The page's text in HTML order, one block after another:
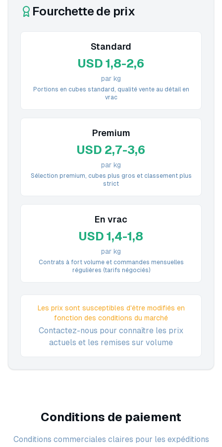
Fourchette de prix
Standard
USD 1,8-2,6
par kg
Portions en cubes standard, qualité vente au détail en
vrac
Premium
USD 2,7-3,6
par kg
Sélection premium, cubes plus gros et classement plus
strict
En vrac
USD 1,4-1,8
par kg
Contrats à fort volume et commandes mensuelles
régulières (tarifs négociés)
Les prix sont susceptibles d'être modifiés en
fonction des conditions du marché
Contactez-nous pour connaître les prix
actuels et les remises sur volume
Conditions de paiement
Conditions commerciales claires pour les expéditions